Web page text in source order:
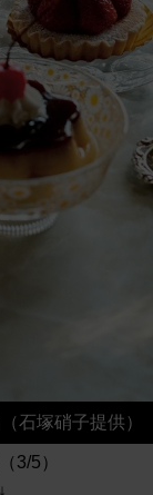
石塚硝子提供）
3/5）